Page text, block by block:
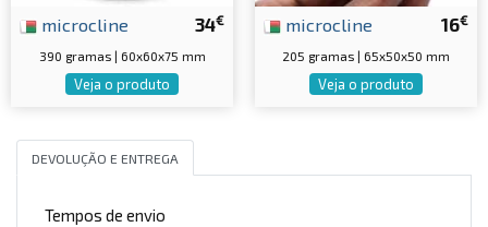
34€
microcline
390 gramas | 60x60x75 mm
Veja o produto
16€
microcline
205 gramas | 65x50x50 mm
Veja o produto
DEVOLUÇÃO E ENTREGA
Tempos de envio